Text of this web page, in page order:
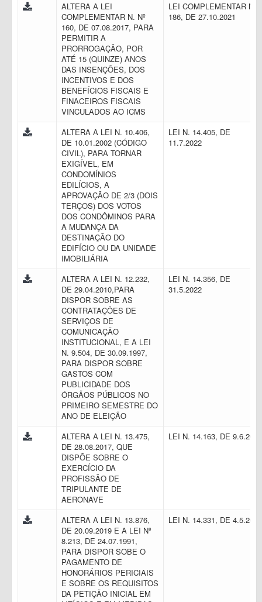
ALTERA A LEI
COMPLEMENTAR N. Nº
160, DE 07.08.2017, PARA
PERMITIR A
PRORROGAÇÃO, POR
ATÉ 15 (QUINZE) ANOS
DAS INSENÇÕES, DOS
INCENTIVOS E DOS
BENEFÍCIOS FISCAIS E
FINACEIROS FISCAIS
VINCULADOS AO ICMS
LEI COMPLEMENTAR N.
186, DE 27.10.2021
ALTERA A LEI N. 10.406,
DE 10.01.2002 (CÓDIGO
CIVIL), PARA TORNAR
EXIGÍVEL, EM
CONDOMÍNIOS
EDILÍCIOS, A
APROVAÇÃO DE 2/3 (DOIS
TERÇOS) DOS VOTOS
DOS CONDÔMINOS PARA
A MUDANÇA DA
DESTINAÇÃO DO
EDIFÍCIO OU DA UNIDADE
IMOBILIÁRIA
LEI N. 14.405, DE
11.7.2022
ALTERA A LEI N. 12.232,
DE 29.04.2010,PARA
DISPOR SOBRE AS
CONTRATAÇÕES DE
SERVIÇOS DE
COMUNICAÇÃO
INSTITUCIONAL, E A LEI
N. 9.504, DE 30.09.1997,
PARA DISPOR SOBRE
GASTOS COM
PUBLICIDADE DOS
ÓRGÃOS PÚBLICOS NO
PRIMEIRO SEMESTRE DO
ANO DE ELEIÇÃO
LEI N. 14.356, DE
31.5.2022
ALTERA A LEI N. 13.475,
DE 28.08.2017, QUE
DISPÕE SOBRE O
EXERCÍCIO DA
PROFISSÃO DE
TRIPULANTE DE
AERONAVE
LEI N. 14.163, DE
ALTERA A LEI N. 13.876,
DE 20.09.2019 E A LEI Nº
8.213, DE 24.07.1991,
PARA DISPOR SOBE O
PAGAMENTO DE
HONORÁRIOS PERICIAIS
E SOBRE OS REQUISITOS
DA PETIÇÃO INICIAL EM
LEI N. 14.331, DE